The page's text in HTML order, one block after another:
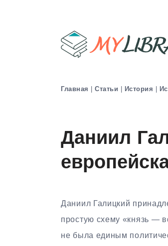
Главная | Статьи | История |
Даниил
Даниил Галицкий
простую схему «князь —
не была единым